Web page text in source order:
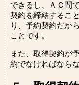
できるし、ＡＣ間
契約を締結するこ
り、予約契約だか
ことです。
また、取得契約が
約でなければなら